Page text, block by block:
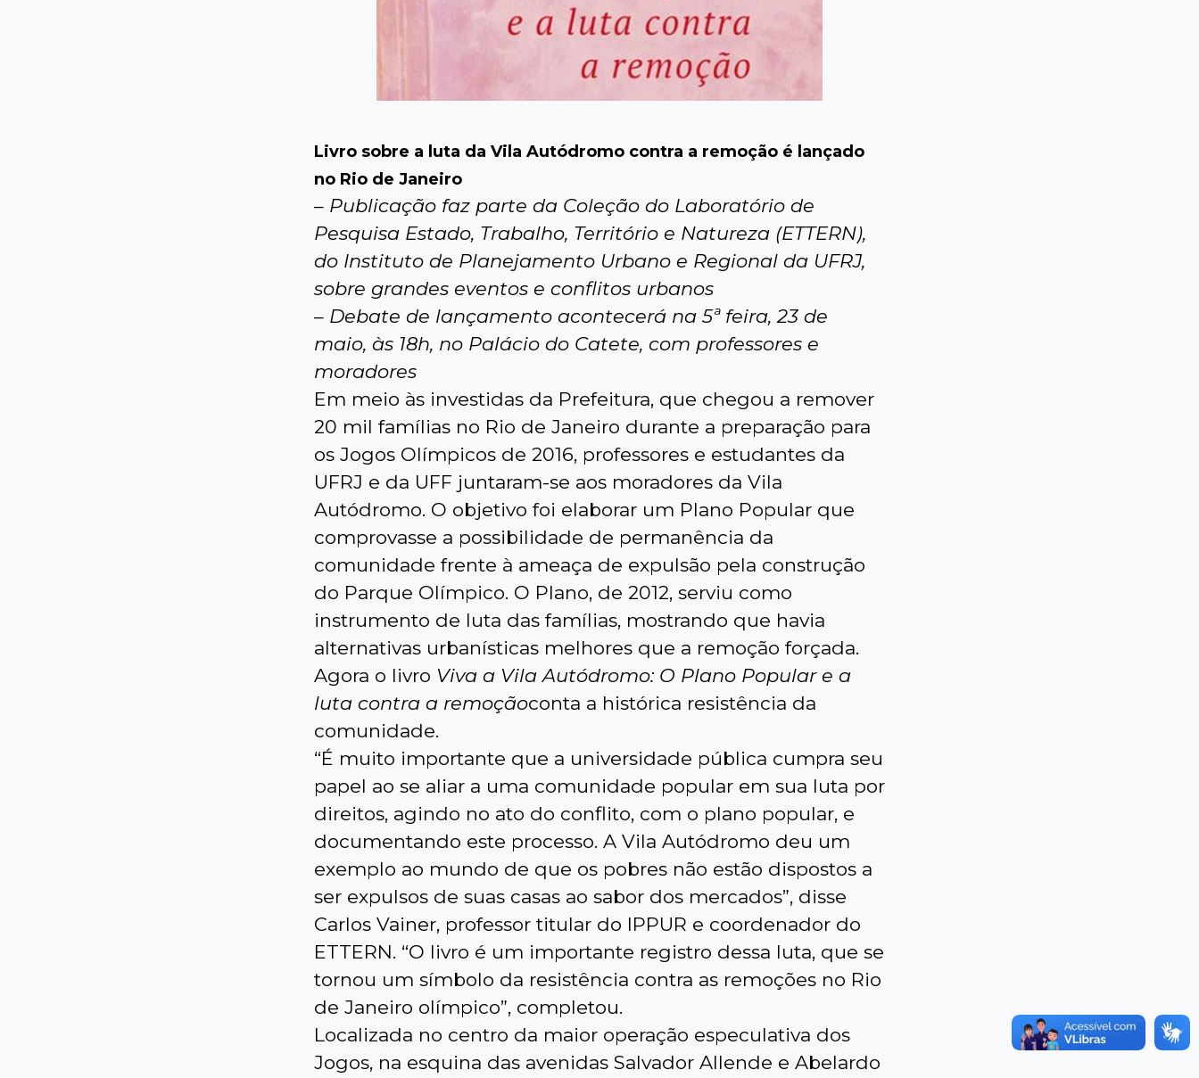
Livro sobre a luta da Vila Autódromo contra a remoção é lançado
no Rio de Janeiro
– Publicação faz parte da Coleção do Laboratório de
Pesquisa Estado, Trabalho, Território e Natureza (ETTERN),
do Instituto de Planejamento Urbano e Regional da UFRJ,
sobre grandes eventos e conflitos urbanos
– Debate de lançamento acontecerá na 5ª feira, 23 de
maio, às 18h, no Palácio do Catete, com professores e
moradores
Em meio às investidas da Prefeitura, que chegou a remover
20 mil famílias no Rio de Janeiro durante a preparação para
os Jogos Olímpicos de 2016, professores e estudantes da
UFRJ e da UFF juntaram-se aos moradores da Vila
Autódromo. O objetivo foi elaborar um Plano Popular que
comprovasse a possibilidade de permanência da
comunidade frente à ameaça de expulsão pela construção
do Parque Olímpico. O Plano, de 2012, serviu como
instrumento de luta das famílias, mostrando que havia
alternativas urbanísticas melhores que a remoção forçada.
Agora o livro Viva a Vila Autódromo: O Plano Popular e a
luta contra a remoçãoconta a histórica resistência da
comunidade.
“É muito importante que a universidade pública cumpra seu
papel ao se aliar a uma comunidade popular em sua luta por
direitos, agindo no ato do conflito, com o plano popular, e
documentando este processo. A Vila Autódromo deu um
exemplo ao mundo de que os pobres não estão dispostos a
ser expulsos de suas casas ao sabor dos mercados”, disse
Carlos Vainer, professor titular do IPPUR e coordenador do
ETTERN. “O livro é um importante registro dessa luta, que se
tornou um símbolo da resistência contra as remoções no Rio
de Janeiro olímpico”, completou.
Localizada no centro da maior operação especulativa dos
Jogos, na esquina das avenidas Salvador Allende e Abelardo